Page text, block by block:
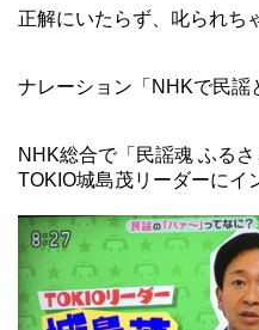
正解にいたらず、叱られち
ナレーション「NHKで民謡
NHK総合で「民謡魂 ふる
TOKIO城島茂リーダーにイ